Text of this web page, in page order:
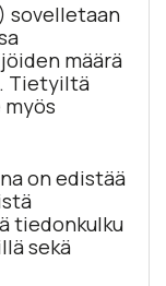
sovelletaan
määrä
Tietyiltä
on edistää
tiedonkulku
sekä